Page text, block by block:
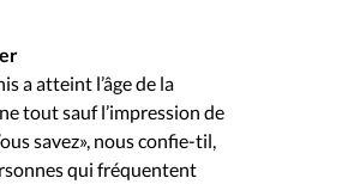
a atteint l’âge de la
tout sauf l’impression de
savez», nous confie-til,
qui fréquentent